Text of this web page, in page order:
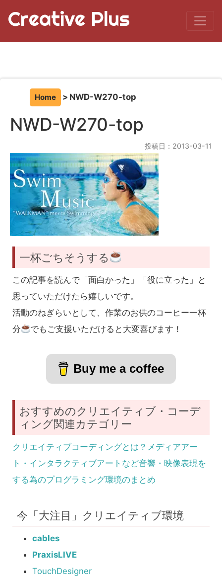
Creative Plus
Home NWD-W270-top
NWD-W270-top
投稿日：2013-03-11
一杯ごちそうする
この記事を読んで「面白かった」「役に立った」と
思っていただけたら嬉しいです。
活動のねぎらいとして、作業のお供のコーヒー一杯
分
でもご支援いただけると大変喜びます！
Buy me a coffee
おすすめのクリエイティブ・コーデ
ィング関連カテゴリー
クリエイティブコーディングとは？メディアアー
ト・インタラクティブアートなど音響・映像表現を
する為のプログラミング環境のまとめ
今「大注目」クリエイティブ環境
cables
PraxisLIVE
TouchDesigner